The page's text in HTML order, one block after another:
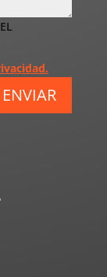
ENVIAR